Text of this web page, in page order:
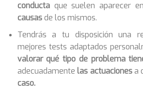
conductaque suelen aparecer
causasde los mismos.
Tendrás a tu disposición una
mejores tests adaptados
valorar qué tipo de problema
adecuadamentelas actuacionesa
caso.